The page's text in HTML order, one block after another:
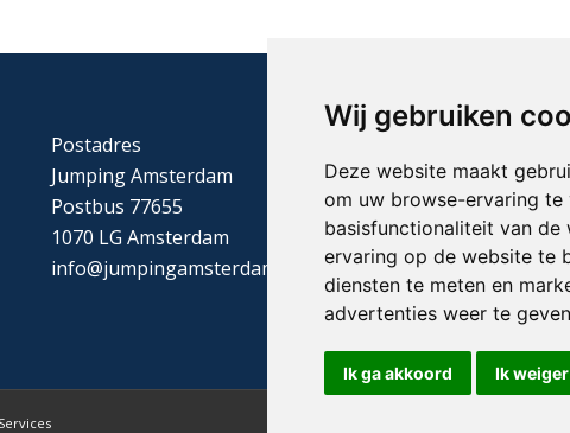
Wij gebruiken
Deze website maakt
om uw browse-ervaring
basisfunctionaliteit van
ervaring op de website te
diensten te meten en
advertenties weer te
Ik ga akkoord Ik weiger
Postadres
Jumping Amsterdam
Postbus 77655
1070 LG Amsterdam
info@jumpingamsterdam.nl